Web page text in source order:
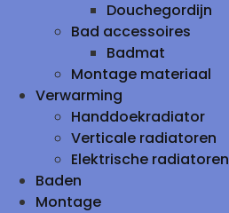
Douchegordijn
Bad accessoires
Badmat
Montage materiaal
Verwarming
Handdoekradiator
Verticale radiatoren
Elektrische radiatoren
Baden
Montage